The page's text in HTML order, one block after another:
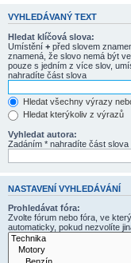
VYHLEDÁVANÝ TEXT
Hledat klíčová slova:
Umístění + před slovem
znamená, že slovo nemá být
pouze s jedním z více slov,
nahradíte část slova
Hledat všechny výrazy
Hledat kterýkoliv z výrazů
Vyhledat autora:
Zadáním * nahradíte část slova
NASTAVENÍ VYHLEDÁVÁNÍ
Prohledávat fóra:
Zvolte fórum nebo fóra, ve
automaticky, pokud nezvolíte